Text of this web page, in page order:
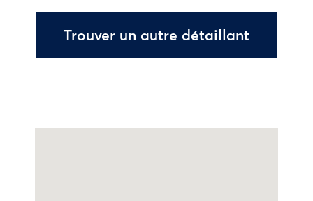
Trouver un autre détaillant